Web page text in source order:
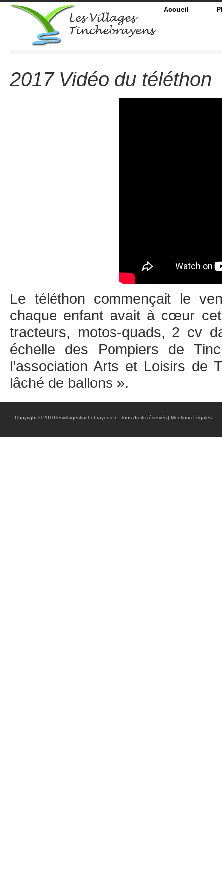
Accueil
2017 Vidéo du téléthon
Le téléthon commençait le
chaque enfant avait à cœur
tracteurs, motos-quads, 2 cv
échelle des Pompiers de
l’association Arts et Loisirs de
lâché de ballons ».
Copyright © 2010 lesvillagestinchebrayens.fr - Tous droits réservés | Mentions Légales